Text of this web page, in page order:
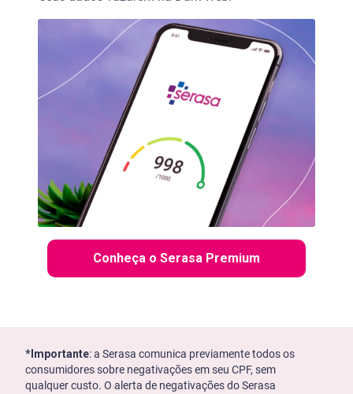
Conheça o Serasa Premium
*Importante: a Serasa comunica previamente todos os
consumidores sobre negativações em seu CPF, sem
qualquer custo. O alerta de negativações do Serasa